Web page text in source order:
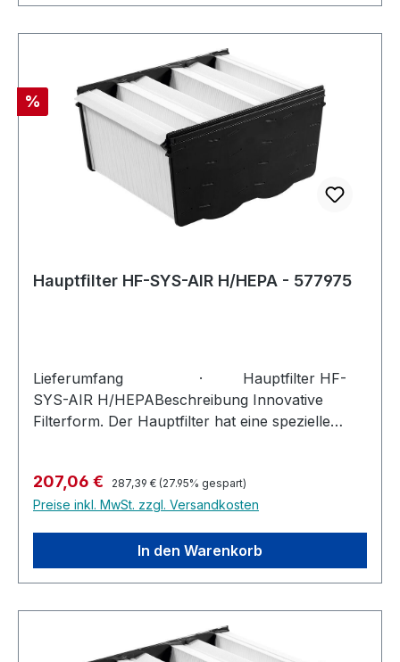
Rabatt
%
Hauptfilter HF-SYS-AIR H/HEPA - 577975
Lieferumfang · Hauptfilter HF-
SYS-AIR H/HEPABeschreibung Innovative
Filterform. Der Hauptfilter hat eine spezielle
und eine höhere Filterleistung erbringen. Vorteile
sind weniger schnelles Zusetzen und eine lange
Filterlebensdauer. Der Filter ist für die
Staubklasse H/HEPA geeignet, d.h. für stark
krankheits- und krebserregende Stäube. ·
TripleV-Form mit besonders großer Filterfläche
für weniger schnelles Zusetzen und längere
Lebensdauer · Schneller Filterwechsel:
Verkaufspreis:
207,06 € Regulärer Preis:
287,39 € (27.95% gespart)
Preise inkl. MwSt. zzgl. Versandkosten
In den Warenkorb